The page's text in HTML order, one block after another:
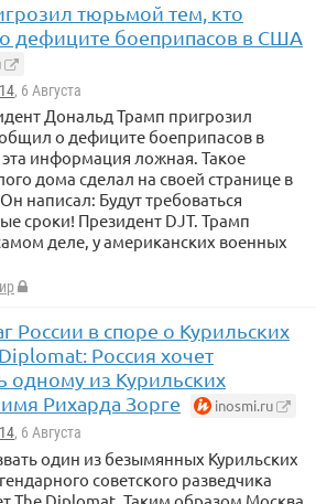
тюрьмой тем, кто
дефиците боеприпасов в США
, 6 Августа
Дональд Трамп пригрозил
о дефиците боеприпасов в
информация ложная. Такое
дома сделал на своей странице в
написал: Будут требоваться
сроки! Президент DJT. Трамп
деле, у американских военных
России в споре о Курильских
Россия хочет
одному из Курильских
Рихарда Зорге
inosmi.ru
, 6 Августа
один из безымянных Курильских
советского разведчика
The Diplomat. Таким образом Москва